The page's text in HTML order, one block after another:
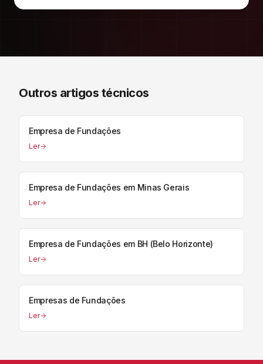
Outros artigos técnicos
Empresa de Fundações
Ler
Empresa de Fundações em Minas Gerais
Ler
Empresa de Fundações em BH (Belo Horizonte)
Ler
Empresas de Fundações
Ler